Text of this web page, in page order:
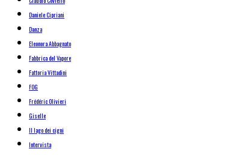
Daniele Cipriani
Danza
Eleonora Abbagnato
Fabbrica del Vapore
Fattoria Vittadini
FOG
Frédéric Olivieri
Giselle
Il lago dei cigni
Intervista